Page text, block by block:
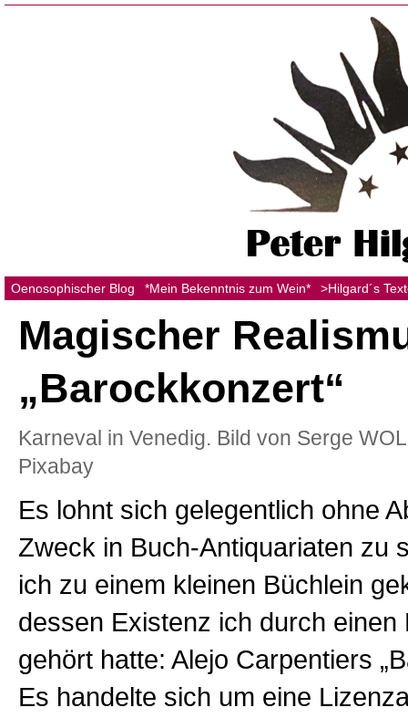
Oenosophischer Blog *Mein Bekenntnis zum Wein* >Hilgard´s
Magischer
„Barockkonzert“
Karneval in Venedig. Bild von Serge
Pixabay
Es lohnt sich gelegentlich ohne
Zweck in Buch-Antiquariaten zu
ich zu einem kleinen Büchlein
dessen Existenz ich durch einen
gehört hatte: Alejo Carpentiers
Es handelte sich um eine